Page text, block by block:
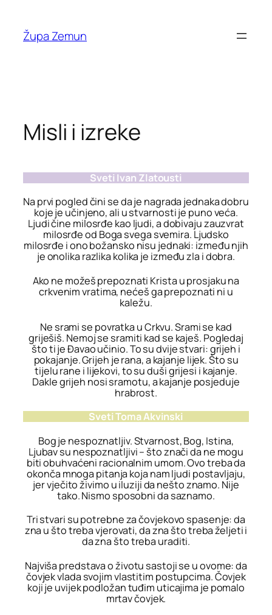
content
Župa Zemun
Misli i izreke
Sveti Ivan Zlatousti
Na prvi pogled čini se da je nagrada jednaka dobru
koje je učinjeno, ali u stvarnosti je puno veća.
Ljudi čine milosrđe kao ljudi, a dobivaju zauzvrat
milosrđe od Boga svega svemira. Ljudsko
milosrđe i ono božansko nisu jednaki: između njih
je onolika razlika kolika je između zla i dobra.
Ako ne možeš prepoznati Krista u prosjaku na
crkvenim vratima, nećeš ga prepoznati ni u
kaležu.
Ne srami se povratka u Crkvu. Srami se kad
griješiš. Nemoj se sramiti kad se kaješ. Pogledaj
što ti je Đavao učinio. To su dvije stvari: grijeh i
pokajanje. Grijeh je rana, a kajanje lijek. Što su
tijelu rane i lijekovi, to su duši grijesi i kajanje.
Dakle grijeh nosi sramotu, a kajanje posjeduje
hrabrost.
Sveti Toma Akvinski
Bog je nespoznatljiv. Stvarnost, Bog, Istina,
Ljubav su nespoznatljivi – što znači da ne mogu
biti obuhvaćeni racionalnim umom. Ovo treba da
okonča mnoga pitanja koja nam ljudi postavljaju,
jer vječito živimo u iluziji da nešto znamo. Nije
tako. Nismo sposobni da saznamo.
Tri stvari su potrebne za čovjekovo spasenje: da
zna u što treba vjerovati, da zna što treba željeti i
da zna što treba uraditi.
Najviša predstava o životu sastoji se u ovome: da
čovjek vlada svojim vlastitim postupcima. Čovjek
koji je uvijek podložan tuđim uticajima je pomalo
mrtav čovjek.